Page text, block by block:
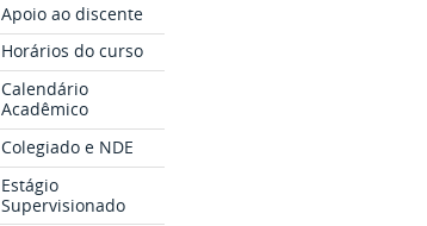
Apoio ao discente
Horários do curso
Calendário
Acadêmico
Colegiado e NDE
Estágio
Supervisionado